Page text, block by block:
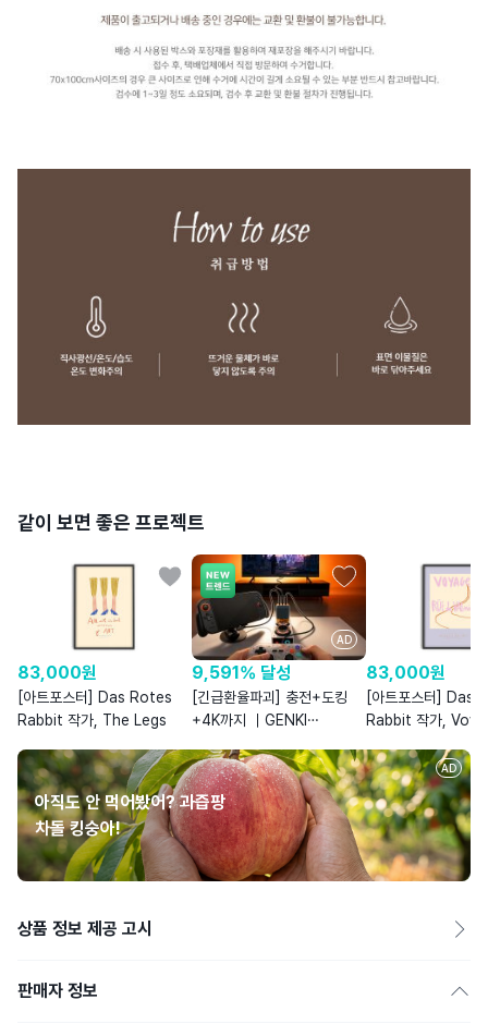
같이 보면 좋은 프로젝트
83,000원
[아트포스터] Das Rotes
Rabbit 작가, The Legs
AD
9,591% 달성
[긴급환율파괴] 충전+도킹
+4K까지 ｜GENKI
83,000원
[아트포스터] Das
Rabbit 작가,
아직도 안 먹어봤어? 과즙팡
차돌 킹숭아!
AD
상품 정보 제공 고시
판매자 정보